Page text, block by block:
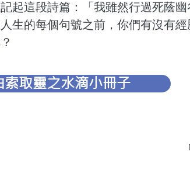
起這段詩篇：「我雖然行過死蔭
生的每個句號之前，你們有沒有
索取靈之水滴小冊子